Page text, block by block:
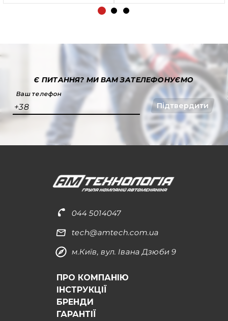
Є ПИТАННЯ?МИ ВАМ ЗАТЕЛЕФОНУЄМО
Ваш телефон
+38 Підтвердити
044 5014047
tech@amtech.com.ua
м.Київ, вул. Івана Дзюби 9
ПРО КОМПАНІЮ
ІНСТРУКЦІЇ
БРЕНДИ
ГАРАНТІЇ